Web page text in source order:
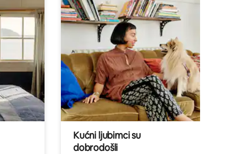
Kućni ljubimci su
dobrodošli